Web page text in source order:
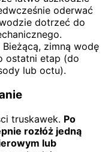
oderwać
dotrzeć do
zimną wodę
ostatni etap (do
lub octu).
truskawek. Po
rozłóż jedną
lub